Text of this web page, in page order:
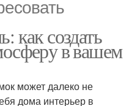
как создать
в вашем
может далеко не
дома интерьер в